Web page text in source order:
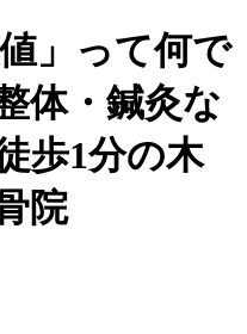
」って何で
体・鍼灸な
歩1分の木
院